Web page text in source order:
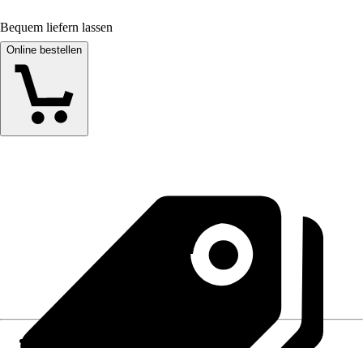
Bequem liefern lassen
Online bestellen